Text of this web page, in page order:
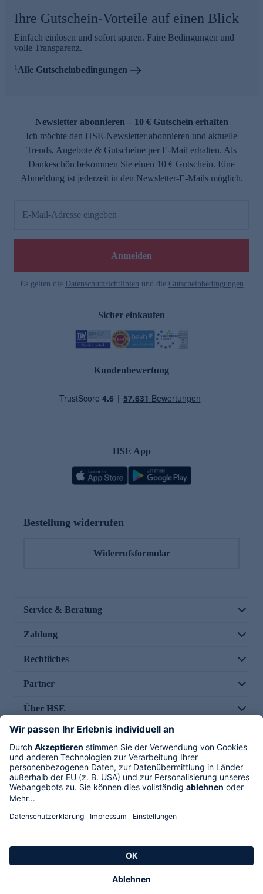
Ihre Gutschein-Vorteile auf einen Blick
Einfach einlösen und sofort sparen. Faire Bedingungen und
volle Transparenz.
1Alle Gutscheinbedingungen
Newsletter abonnieren – 10 € Gutschein erhalten
Ich möchte den HSE-Newsletter abonnieren und aktuelle
Trends, Angebote & Gutscheine per E-Mail erhalten. Als
Dankeschön bekommen Sie einen 10 € Gutschein. Eine
Abmeldung ist jederzeit in den Newsletter-E-Mails möglich.
E-Mail-Adresse eingeben
Anmelden
Es gelten die Datenschutzrichtlinien und die Gutscheinbedingungen
Sicher einkaufen
Kundenbewertung
HSE App
Bestellung widerrufen
Widerrufsformular
Service & Beratung
Zahlung
Rechtliches
Partner
Über HSE
Im TV
HSE International